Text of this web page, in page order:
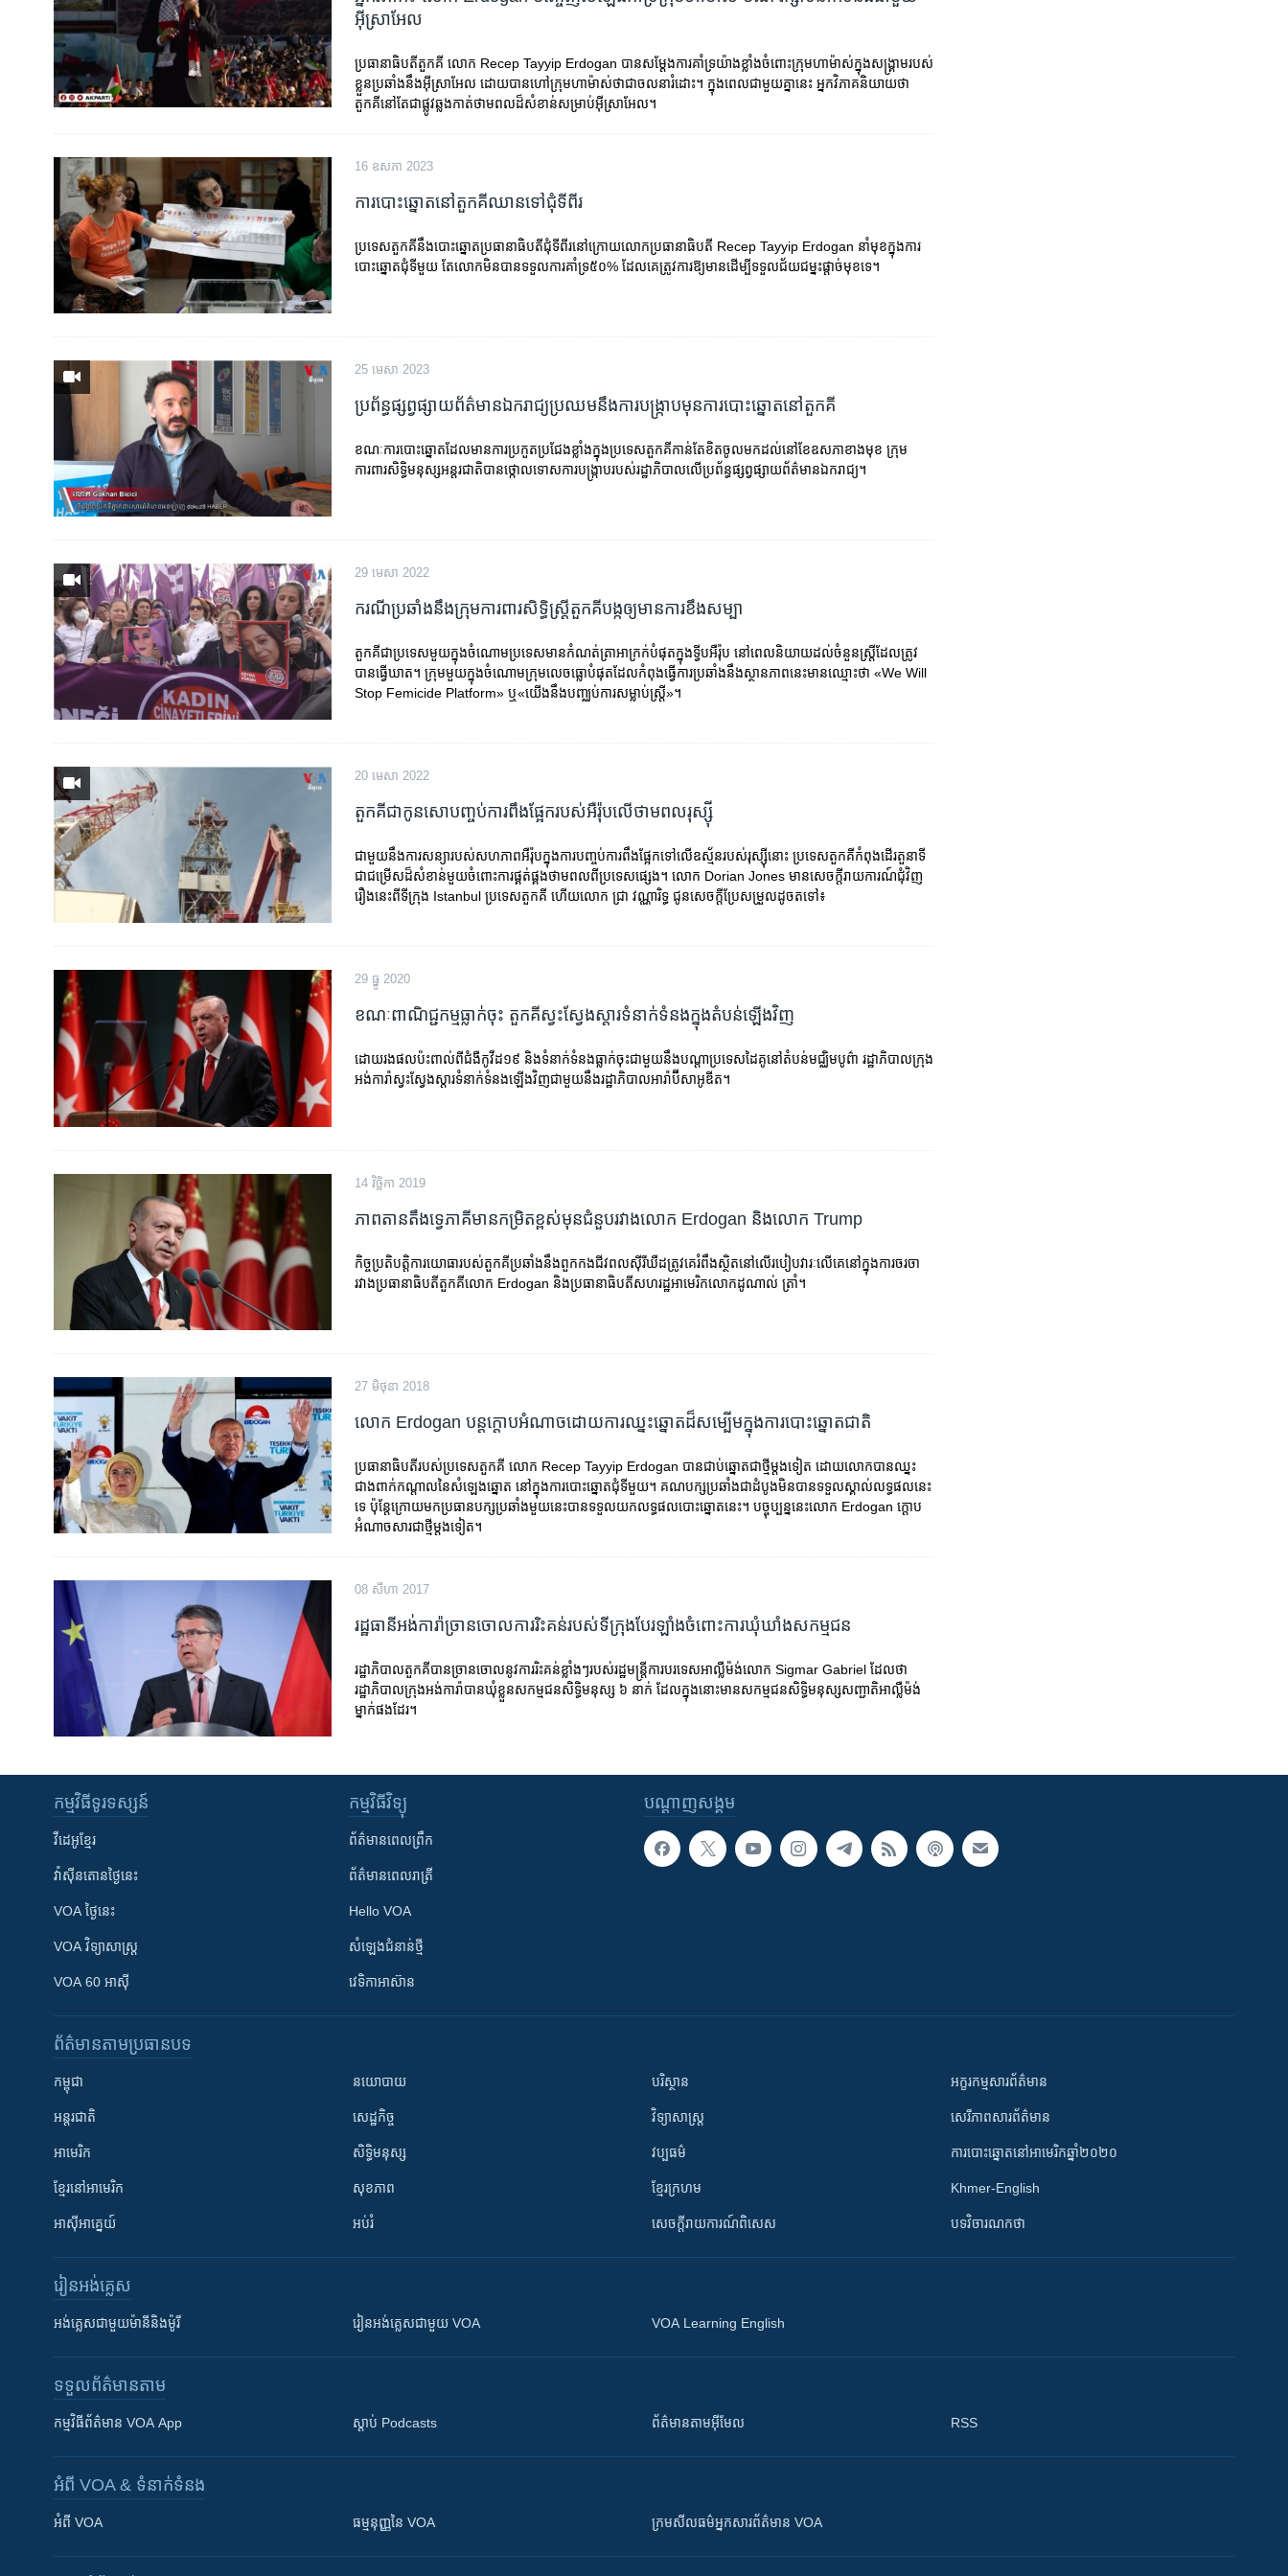
អ៊ីស្រាអែល
ប្រធានាធិបតី​តួកគី លោក Recep Tayyip Erdogan បាន​សម្តែង​ការគាំទ្រ​យ៉ាងខ្លាំង​ចំពោះ​ក្រុម​ហាម៉ាស់​ក្នុង​សង្គ្រាម​របស់​
ខ្លួន​ប្រឆាំងនឹង​អ៊ីស្រាអែល ដោយ​បាន​ហៅ​ក្រុម​ហាម៉ាស់​ថា​ជា​ចលនា​រំដោះ។ ក្នុង​ពេល​ជាមួយគ្នា​នេះ អ្នកវិភាគ​និយាយ​ថា
តួកគី​នៅតែ​ជា​ផ្លូវ​ឆ្លងកាត់​ថាមពល​ដ៏​សំខាន់​សម្រាប់​អ៊ីស្រាអែល។
16 ឧសភា 2023
ការបោះឆ្នោត​នៅ​តួកគី​ឈាន​ទៅ​ជុំ​ទីពីរ
ប្រទេស​តួកគី​​នឹង​​បោះឆ្នោត​ប្រធានាធិបតី​ជុំ​ទី​ពីរ​នៅក្រោយ​​លោក​ប្រធានាធិបតី Recep Tayyip Erdogan នាំ​​មុខ​ក្នុង​ការ
បោះឆ្នោត​ជុំ​ទី​មួយ​ ​​តែ​លោកមិន​បាន​ទទួល​ការគាំទ្រ​៥០%​​ ដែល​​គេ​ត្រូវ​ការ​ឱ្យ​មាន​​​ដើម្បី​​​ទទួល​ជ័យជម្នះ​​ផ្តាច់មុខ​ទេ។
25 មេសា 2023
ប្រព័ន្ធ​ផ្សព្វផ្សាយ​ព័ត៌មាន​ឯករាជ្យ​ប្រឈមនឹង​ការបង្ក្រាប​មុន​ការបោះឆ្នោត​នៅ​តួកគី
ខណៈ​ការបោះឆ្នោត​ដែល​មាន​ការប្រកួត​ប្រជែង​ខ្លាំង​ក្នុង​ប្រទេស​តួកគី​កាន់តែ​ខិត​ចូល​មក​ដល់​នៅ​ខែឧសភា​ខាងមុខ ក្រុម​
ការពារ​សិទ្ធិ​មនុស្ស​អន្តរជាតិ​បាន​ថ្កោលទោស​ការបង្ក្រាប​របស់​រដ្ឋាភិបាល​លើ​ប្រព័ន្ធ​ផ្សព្វផ្សាយ​ព័ត៌មាន​ឯករាជ្យ។
29 មេសា 2022
ករណី​ប្រឆាំង​នឹង​ក្រុម​ការពារ​សិទ្ធិ​ស្រ្តី​តួកគី​បង្ក​ឲ្យ​មាន​ការ​ខឹង​សម្បា
តួកគីជាប្រទេសមួយក្នុងចំណោម​ប្រទេស​មាន​កំណត់ត្រា​អាក្រក់​បំផុត​ក្នុង​ទ្វីបអឺរ៉ុប នៅពេលនិយាយ​ដល់​ចំនួន​ស្រ្តី​ដែល​ត្រូវ​
បាន​ធ្វើ​ឃាត។ ក្រុម​មួយ​ក្នុង​ចំណោម​ក្រុម​លេចធ្លោ​បំផុត​ដែល​កំពុង​ធ្វើការ​ប្រឆាំង​នឹង​ស្ថានភាព​នេះ​មាន​ឈ្មោះ​ថា «We Will
Stop Femicide Platform» ឬ​«យើង​នឹង​បញ្ឈប់​ការសម្លាប់​ស្រ្តី»។
20 មេសា 2022
តួកគី​​​​​ជា​កូនសោ​បញ្ចប់​ការ​​ពឹង​ផ្អែក​​របស់​អឺរ៉ុប​លើ​ថាមពល​រុស្ស៊ី
ជាមួយ​នឹង​​ការ​សន្យា​​​របស់​សហភាព​អឺរ៉ុប​ក្នុង​ការ​បញ្ចប់​​​ការ​ពឹង​ផ្អែក​ទៅ​លើ​​ឧស្ម័ន​របស់​រុស្ស៊ី​នោះ​ ប្រទេស​តួកគី​កំពុង​ដើរ​តួនាទី​
ជា​ជម្រើស​​ដ៏​សំខាន់​មួយ​ចំពោះ​ការ​ផ្គត់​ផ្គង​ថាមពល​ពី​ប្រទេស​ផ្សេង។​ លោក ​Dorian Jones ​មាន​សេចក្តី​រាយ​ការណ៍​ជុំវិញ​
រឿង​នេះ​ពី​ទីក្រុង​ Istanbul ​ប្រទេស​តួកគី​​ ហើយ​លោក​ ជ្រា វណ្ណារិទ្ធ​ ជូន​សេចក្តី​ប្រែ​សម្រួល​ដូច​តទៅ៖
29 ធ្នូ 2020
ខណៈ​ពាណិជ្ជកម្ម​ធ្លាក់​ចុះ តួកគី​ស្វះស្វែង​ស្តារ​ទំនាក់ទំនង​ក្នុង​តំបន់​ឡើង​វិញ
ដោយ​រង​ផលប៉ះពាល់​​ពី​ជំងឺ​កូវីដ១៩ និង​ទំនាក់ទំនង​ធ្លាក់ចុះ​ជាមួយ​នឹង​បណ្តា​ប្រទេស​ដៃគូ​នៅ​តំបន់​មជ្ឈិមបូព៌ា រដ្ឋាភិបាល​ក្រុង​
អង់ការ៉ា​ស្វះស្វែង​ស្តារ​ទំនាក់ទំនង​ឡើងវិញ​ជាមួយ​នឹង​រដ្ឋាភិបាល​អារ៉ាប៊ីសាអូឌីត។
14 វិច្ឆិកា 2019
ភាពតាន​តឹង​ទ្វេភាគី​មាន​កម្រិត​ខ្ពស់​មុន​ជំនួប​រវាង​លោក​ Erdogan ​និង​លោក Trump
កិច្ចប្រតិបត្តិការ​យោ​ធា​របស់​តួកគី​ប្រឆាំង​នឹង​​ពួក​កងជីវពលស៊ីរីឃឺដ​ត្រូវគេ​រំពឹង​ស្ថិត​នៅ​លើ​របៀប​វារៈ​លើគេ​នៅ​ក្នុងការ​ចរចា​
រវាង​ប្រធានា​ធិបតី​តួកគី​លោក Erdogan និង​ប្រ​ធានា​ធិបតី​សហរដ្ឋ​អាមេរិក​​លោក​ដូណាល់ ​ត្រាំ។
27 មិថុនា 2018
លោក Erdogan បន្ត​ក្តោប​អំណាច​ដោយ​ការ​ឈ្នះ​ឆ្នោត​ដ៏​សម្បើម​ក្នុង​ការ​បោះ​ឆ្នោត​ជាតិ
ប្រធានាធិបតី​របស់​ប្រទេស​តួកគី លោក Recep Tayyip Erdogan បាន​ជាប់​ឆ្នោត​​ជា​ថ្មី​ម្តង​ទៀត​ ដោយ​លោក​បាន​ឈ្នះ​
ជាង​ពាក់​កណ្តាល​នៃ​សំឡេង​ឆ្នោត​ នៅ​ក្នុង​ការ​បោះឆ្នោត​ជុំ​ទី​មួយ។ គណបក្ស​ប្រឆាំង​ជា​ដំបូង​មិន​បាន​ទទួល​ស្គាល់​លទ្ធផល​នេះ​
ទេ​ ប៉ុន្តែ​ក្រោយ​មក​ប្រធាន​បក្ស​ប្រឆាំង​មួយ​នេះ​បាន​ទទួល​យក​លទ្ធផល​បោះឆ្នោត​នេះ។ បច្ចុប្បន្ន​នេះ​លោក Erdogan ក្តោប​
អំណាច​សារ​ជា​ថ្មី​ម្តង​ទៀត។
08 សីហា 2017
រដ្ឋធានី​អង់ការ៉ាច្រាន​ចោល​ការ​រិះ​គន់​របស់​ទីក្រុង​បែរឡាំង​ចំពោះ​ការ​ឃុំ​ឃាំង​សកម្ម​ជន
រដ្ឋាភិបាល​តួកគី​បាន​ច្រាន​ចោល​នូវ​ការ​រិះគន់​ខ្លាំងៗ​របស់​រដ្ឋមន្ត្រី​ការបរទេស​អាល្លឺម៉ង់​លោក Sigmar Gabriel ដែល​ថា​
រដ្ឋាភិបាល​ក្រុង​អង់ការ៉ា​បាន​ឃុំ​ខ្លួន​សកម្មជន​សិទ្ធិមនុស្ស ៦ នាក់ ដែល​ក្នុង​នោះ​មាន​សកម្មជន​សិទ្ធិ​មនុស្ស​សញ្ជាតិ​អាល្លឺម៉ង់​
ម្នាក់​ផង​ដែរ។
បណ្តាញ​សង្គម
កម្មវិធី​ទូរទស្សន៍
វីដេអូ​ខ្មែរ
វ៉ាស៊ីនតោន​ថ្ងៃ​នេះ
VOA ថ្ងៃនេះ
VOA ​វិទ្យាសាស្ត្រ
VOA 60 អាស៊ី
កម្មវិធី​វិទ្យុ
ព័ត៌មាន​ពេល​ព្រឹក
ព័ត៌មាន​​ពេល​រាត្រី
Hello VOA
សំឡេង​ជំនាន់​ថ្មី
វេទិកា​អាស៊ាន
ព័ត៌មាន​តាមប្រធានបទ​
កម្ពុជា
អន្តរជាតិ
អាមេរិក
ខ្មែរ​នៅអាមេរិក
អាស៊ីអាគ្នេយ៍
នយោបាយ
សេដ្ឋកិច្ច
សិទ្ធិមនុស្ស
សុខភាព
អប់រំ
បរិស្ថាន
វិទ្យាសាស្រ្ត
វប្បធម៌
ខ្មែរក្រហម
សេចក្តីរាយការណ៍ពិសេស
អក្ខរកម្មសារព័ត៌មាន
សេរីភាពសារព័ត៌មាន
ការបោះឆ្នោតនៅអាមេរិកឆ្នាំ២០២០
Khmer-English
បទវិចារណកថា
រៀន​​អង់គ្លេស
អង់គ្លេស​ជាមួយ​ម៉ានី​និង​ម៉ូរី រៀន​​​​​​អង់គ្លេស​​ជាមួយ VOA VOA Learning English
ទទួល​ព័ត៌មាន​តាម
កម្មវិធី​ព័ត៌មាន VOA App ស្តាប់ Podcasts ព័ត៌មាន​តាម​អ៊ីមែល RSS
អំពី​ VOA & ទំនាក់ទំនង
អំពី​ VOA ធម្មនុញ្ញ​នៃ VOA ក្រម​​​សីលធម៌​​​អ្នក​​​សារព័ត៌មាន VOA